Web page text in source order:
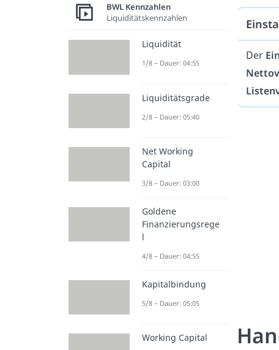
Der
BWL Kennzahlen
Liquiditätskennzahlen
Liquidität
1/8 – Dauer: 04:55
Liquiditätsgrade
2/8 – Dauer: 05:40
Net Working
Capital
3/8 – Dauer: 03:00
Goldene
Finanzierungsrege
l
4/8 – Dauer: 04:55
Kapitalbindung
5/8 – Dauer: 05:05
Working Capital